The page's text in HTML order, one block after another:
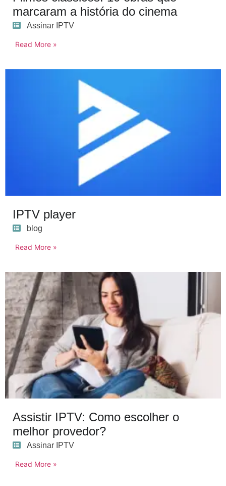
marcaram a história do cinema
Assinar IPTV
Read More »
IPTV player
blog
Read More »
Assistir IPTV: Como escolher o
melhor provedor?
Assinar IPTV
Read More »